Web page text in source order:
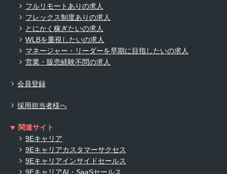
フルリモートありの求人
フレックス制度ありの求人
とにかく稼ぎたいの求人
WLBを重視したいの求人
マネージャー・リーダーを早期に目指したいの求人
営業・販売経験不問の求人
会員登録
採用担当者様へ
関連サイト
9Eキャリア
9Eキャリアカスタマーサクセス
9Eキャリアインサイドセールス
9EキャリアAI・SaaSセールス